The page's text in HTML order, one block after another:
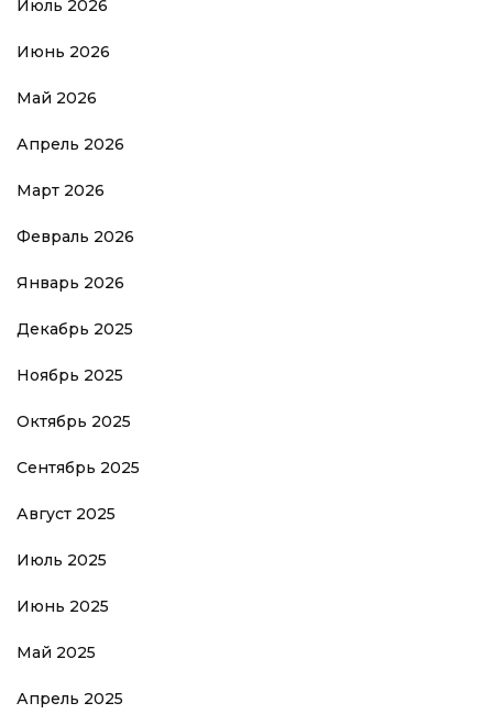
Июль 2026
Июнь 2026
Май 2026
Апрель 2026
Март 2026
Февраль 2026
Январь 2026
Декабрь 2025
Ноябрь 2025
Октябрь 2025
Сентябрь 2025
Август 2025
Июль 2025
Июнь 2025
Май 2025
Апрель 2025